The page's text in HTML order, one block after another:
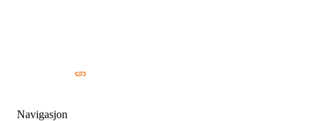
Navigasjon